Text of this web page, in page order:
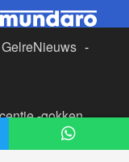
GelreNieuws -
-gokken
nederland